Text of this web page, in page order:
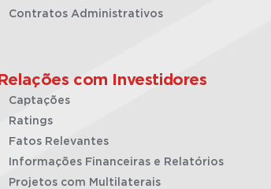
Contratos Administrativos
Relações com Investidores
Captações
Ratings
Fatos Relevantes
Informações Financeiras e Relatórios
Projetos com Multilaterais